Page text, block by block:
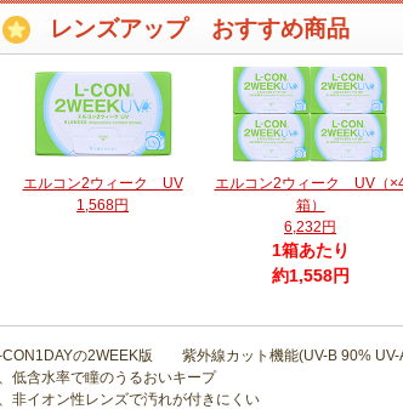
レンズアップ おすすめ商品
エルコン2ウィーク UV
1,568円
エルコン2ウィーク UV（
箱）
6,232円
1箱あたり
約1,558円
CON1DAYの2WEEK版 紫外線カット機能(UV-B 90% UV-
低含水率で瞳のうるおいキープ
非イオン性レンズで汚れが付きにくい